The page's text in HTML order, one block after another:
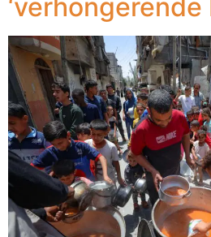
‘verhongerende